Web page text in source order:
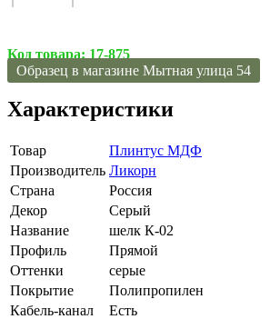
Код товара: 17-875
Образец в магазине Мытная улица 54
Характеристики
Товар
Плинтус МДФ
Производитель Ликорн
Страна
Россия
Декор
Серый
Название
шелк К-02
Профиль
Прямой
Оттенки
серые
Покрытие
Полипропилен
Кабель-канал
Есть